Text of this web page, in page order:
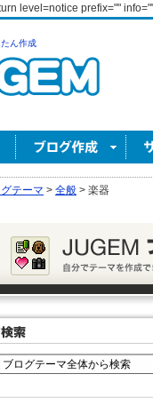
level=notice prefix=""
ん作成
テーマ > 全般 > 楽器